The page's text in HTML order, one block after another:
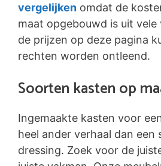
vergelijken omdat de
maat opgebouwd is uit vele
de prijzen op deze pagina
rechten worden ontleend.
Soorten kasten op
Ingemaakte kasten voor
heel ander verhaal dan
dressing. Zoek voor de